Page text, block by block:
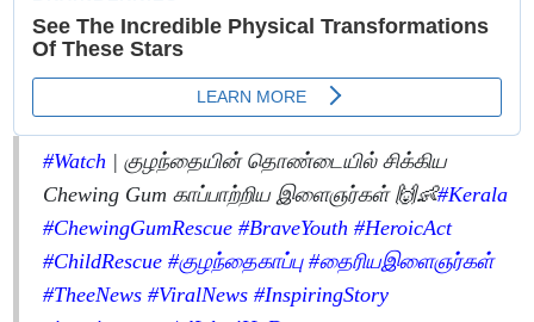
#Watch | குழந்தையின் தொண்டையில் சிக்கிய
Chewing Gum காப்பாற்றிய இளைஞர்கள் 🙌👶#Kerala
#ChewingGumRescue #BraveYouth #HeroicAct
#ChildRescue #குழந்தைகாப்பு #தைரியஇளைஞர்கள்
#TheeNews #ViralNews #InspiringStory